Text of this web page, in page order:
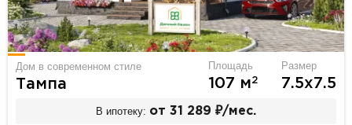
Дом в современном стиле
Тампа
Площадь
107 м2
Размер
7.5х7.5
В ипотеку: от 31 289 ₽/мес.